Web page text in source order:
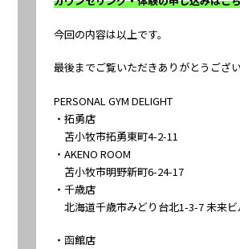
今回の内容は以上です。
最後までご覧いただきありがとうござ
PERSONAL GYM DELIGHT
・拓勇店
苫小牧市拓勇東町4-2-11
・AKENO ROOM
苫小牧市明野新町6-24-17
・千歳店
北海道千歳市みどり台北1-3-7 未来ビ
・函館店